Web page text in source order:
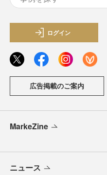
ログイン
広告掲載のご案内
MarkeZine
ニュース